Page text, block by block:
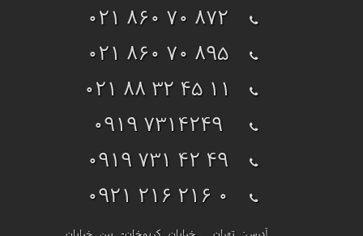
021 860 70 872
021 860 70 895
021 88 32 45 11
0919 7314249
0919 731 42 49
0921 216 216 0
آدرس: تهران ـ خیابان کریمخان- بین خیابان